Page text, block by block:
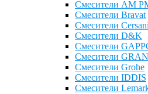
Смесители AM
Смесители Bravat
Смесители
Смесители D&K
Смесители
Смесители
Смесители Grohe
Смесители IDDIS
Смесители